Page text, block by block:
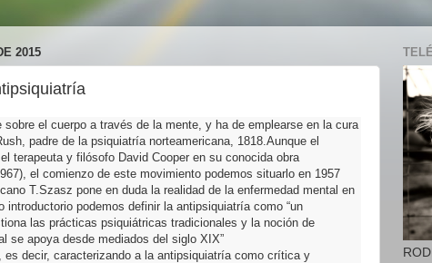
2015
sobre el cuerpo a través de la mente, y ha de emplearse en la cura
padre de la psiquiatría norteamericana, 1818.Aunque el
terapeuta y filósofo David Cooper en su conocida obra
el comienzo de este movimiento podemos situarlo en 1957
T.Szasz pone en duda la realidad de la enfermedad mental en
introductorio podemos definir la antipsiquiatría como “un
las prácticas psiquiátricas tradicionales y la noción de
se apoya desde mediados del siglo XIX”
decir, caracterizando a la antipsiquiatría como crítica y